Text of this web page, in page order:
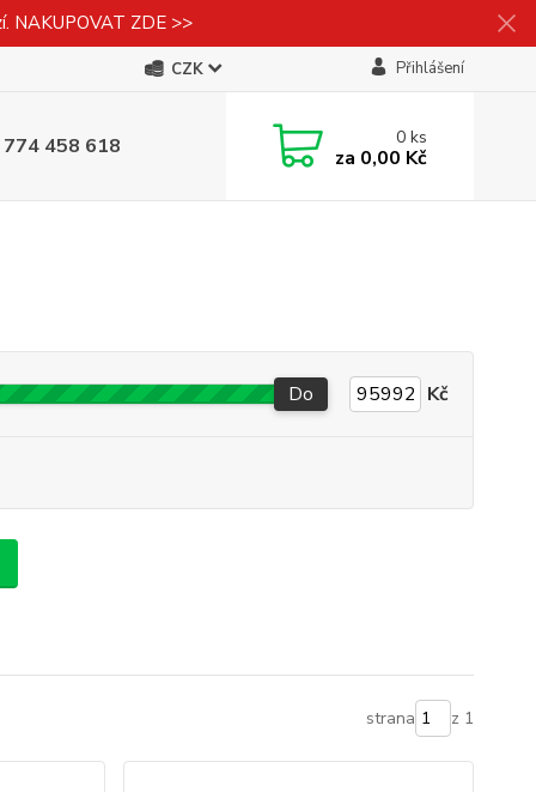
NAKUPOVAT ZDE >>
CZK Přihlášení
458 618 0ks
za 0,00 Kč
Do Kč
strana z 1